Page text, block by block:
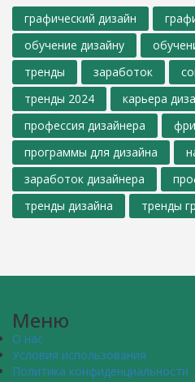
графический дизайн
обучение дизайну
тренды
заработок
тренды 2024
карьера
профессия дизайнера
программы для дизайна
заработок дизайнера
тренды дизайна
тренды
Меню
О нас
Условия использования
Политика конфиденциальности